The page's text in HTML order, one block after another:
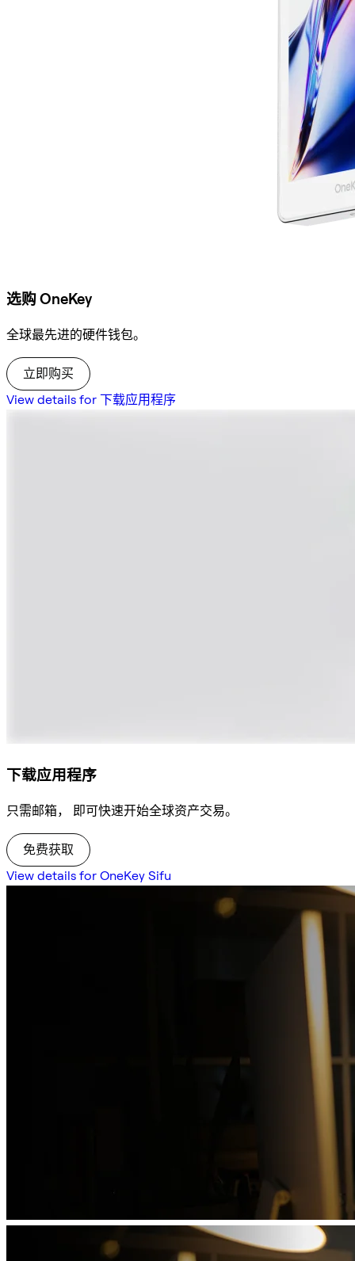
选购 OneKey
全球最先进的硬件钱包。
立即购买
View details for 下载应用程序
下载应用程序
只需邮箱， 即可快速开始全球资产交易。
免费获取
View details for OneKey Sifu